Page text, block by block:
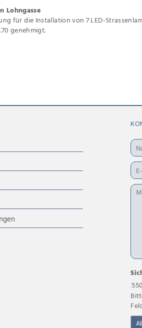
Lohngasse
für die Installation von 7 LED-
genehmigt.